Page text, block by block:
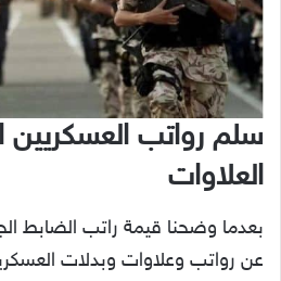
سلم رواتب العسكريين
العلاوات
بعدما وضحنا قيمة راتب الضابط